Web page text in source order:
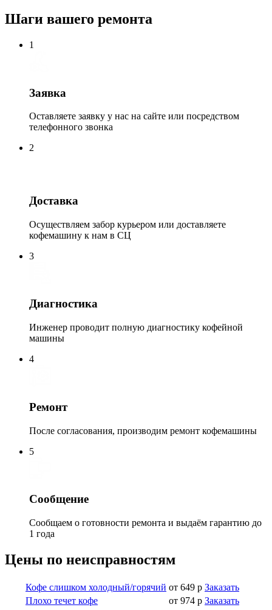
Шаги вашего ремонта
1
Заявка
Оставляете заявку у нас на сайте или посредством
телефонного звонка
2
Доставка
Осуществляем забор курьером или доставляете
кофемашину к нам в СЦ
3
Диагностика
Инженер проводит полную диагностику кофейной
машины
4
Ремонт
После согласования, производим ремонт кофемашины
5
Сообщение
Сообщаем о готовности ремонта и выдаём гарантию до
1 года
Цены по неисправностям
Кофе слишком холодный/горячий от 649 р Заказать
Плохо течет кофе
от 974 р Заказать